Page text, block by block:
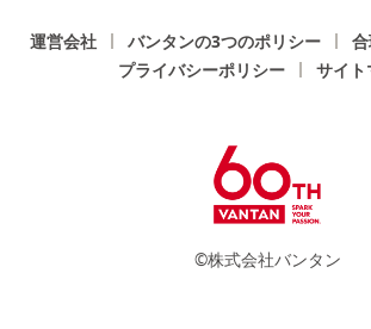
運営会社 バンタンの3つのポリシー
プライバシーポリシー
サイト
©株式会社バンタン